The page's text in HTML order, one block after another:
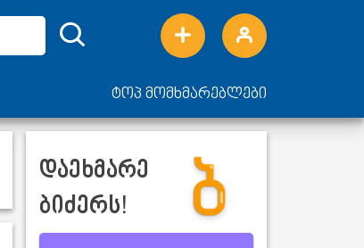
ტოპ მომხმარებლები
დაეხმარე
ბიძერს!